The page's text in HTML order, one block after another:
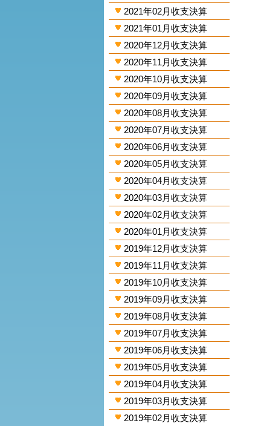
2021年02月收支決算
2021年01月收支決算
2020年12月收支決算
2020年11月收支決算
2020年10月收支決算
2020年09月收支決算
2020年08月收支決算
2020年07月收支決算
2020年06月收支決算
2020年05月收支決算
2020年04月收支決算
2020年03月收支決算
2020年02月收支決算
2020年01月收支決算
2019年12月收支決算
2019年11月收支決算
2019年10月收支決算
2019年09月收支決算
2019年08月收支決算
2019年07月收支決算
2019年06月收支決算
2019年05月收支決算
2019年04月收支決算
2019年03月收支決算
2019年02月收支決算